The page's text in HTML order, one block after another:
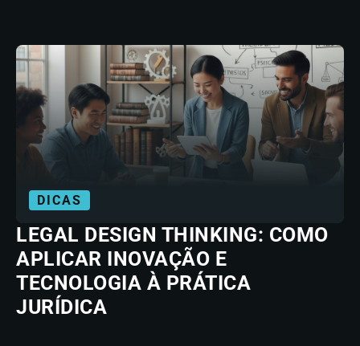
DICAS
LEGAL DESIGN THINKING: COMO
APLICAR INOVAÇÃO E
TECNOLOGIA À PRÁTICA
JURÍDICA